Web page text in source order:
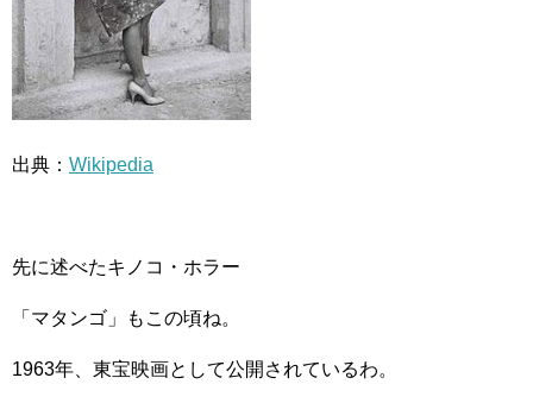
出典： Wikipedia
先に述べたキノコ・ホラー
「マタンゴ」もこの頃ね。
1963年、東宝映画として公開されているわ。